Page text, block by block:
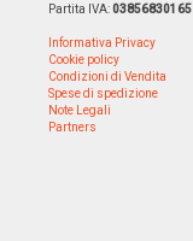
Partita IVA:03856830165
Informativa Privacy
Cookie policy
Condizioni di Vendita
Spese di spedizione
Note Legali
Partners